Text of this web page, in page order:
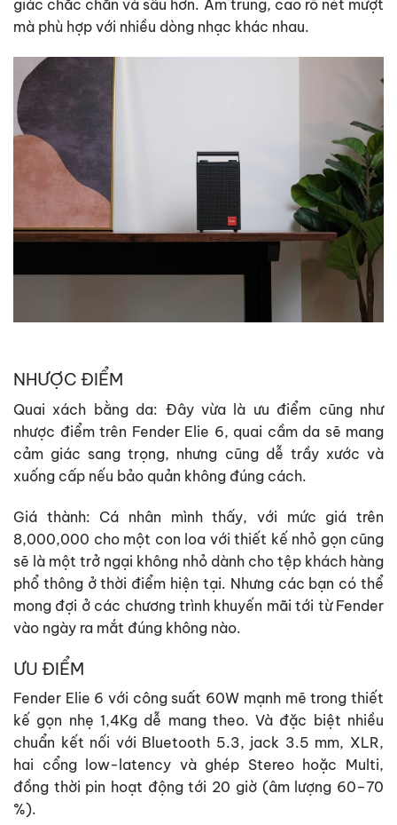
giác chắc chắn và sâu hơn. Âm trung, cao rõ nét mượt
mà phù hợp với nhiều dòng nhạc khác nhau.
NHƯỢC ĐIỂM
Quai xách bằng da: Đây vừa là ưu điểm cũng như
nhược điểm trên Fender Elie 6, quai cầm da sẽ mang
cảm giác sang trọng, nhưng cũng dễ trầy xước và
xuống cấp nếu bảo quản không đúng cách.
Giá thành: Cá nhân mình thấy, với mức giá trên
8,000,000 cho một con loa với thiết kế nhỏ gọn cũng
sẽ là một trở ngại không nhỏ dành cho tệp khách hàng
phổ thông ở thời điểm hiện tại. Nhưng các bạn có thể
mong đợi ở các chương trình khuyến mãi tới từ Fender
vào ngày ra mắt đúng không nào.
ƯU ĐIỂM
Fender Elie 6 với công suất 60W mạnh mẽ trong thiết
kế gọn nhẹ 1,4Kg dễ mang theo. Và đặc biệt nhiều
chuẩn kết nối với Bluetooth 5.3, jack 3.5 mm, XLR,
hai cổng low-latency và ghép Stereo hoặc Multi,
đồng thời pin hoạt động tới 20 giờ (âm lượng 60–70
%).